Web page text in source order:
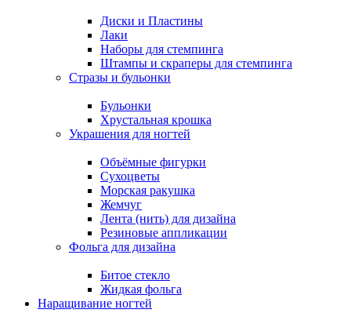
Диски и Пластины
Лаки
Наборы для стемпинга
Штампы и скраперы для стемпинга
Стразы и бульонки
Бульонки
Хрустальная крошка
Украшения для ногтей
Объёмные фигурки
Сухоцветы
Морская ракушка
Жемчуг
Лента (нить) для дизайна
Резиновые аппликации
Фольга для дизайна
Битое стекло
Жидкая фольга
Наращивание ногтей